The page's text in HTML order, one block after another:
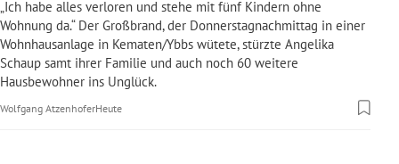
Untermenü
Untermenü
Untermenü
„Ich habe alles verloren und stehe mit fünf Kindern ohne
Wohnung da.“ Der Großbrand, der Donnerstagnachmittag in einer
Wohnhausanlage in Kematen/Ybbs wütete, stürzte Angelika
Schaup samt ihrer Familie und auch noch 60 weitere
Hausbewohner ins Unglück.
Wolfgang AtzenhoferHeute